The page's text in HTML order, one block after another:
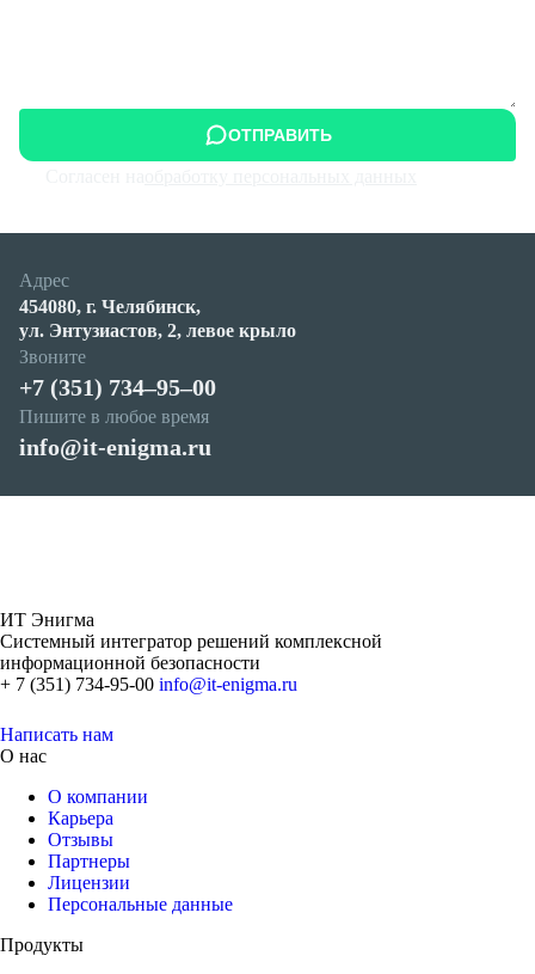
ОТПРАВИТЬ
Адрес
454080, г. Челябинск,
ул. Энтузиастов, 2, левое крыло
Звоните
+7 (351) 734‒95‒00
Пишите в любое время
info@it-enigma.ru
ИТ Энигма
Cистемный интегратор решений комплексной
информационной безопасности
+ 7 (351) 734-95-00 info@it-enigma.ru
Написать нам
О нас
О компании
Карьера
Отзывы
Партнеры
Лицензии
Персональные данные
Продукты